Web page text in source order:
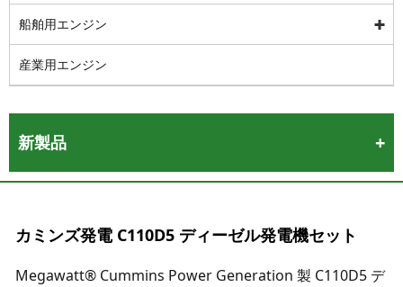
船舶用エンジン
産業用エンジン
新製品
カミンズ発電 C110D5 ディーゼル発電機セット
Megawatt® Cummins Power Generation 製 C110D5 デ